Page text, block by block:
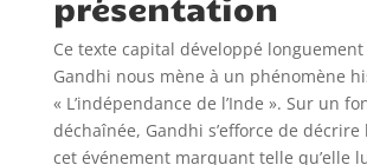
présentation
Ce texte capital développé
Gandhi nous mène à un phénomène
« L’indépendance de l’Inde ». Sur un
déchaînée, Gandhi s’efforce de décrire
cet événement marquant telle qu’elle